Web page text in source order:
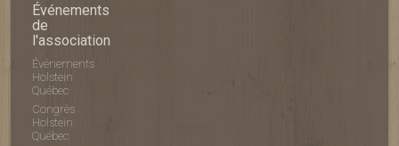
Événements
de
l'association
Événements
Holstein
Québec
Congrès
Holstein
Québec